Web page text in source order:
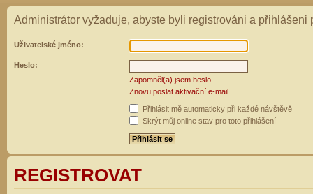
Administrátor vyžaduje, abyste byli registrováni a přihlášeni
Uživatelské jméno:
Heslo:
Zapomněl(a) jsem heslo
Znovu poslat aktivační e-mail
Přihlásit mě automaticky při každé návštěvě
Skrýt můj online stav pro toto přihlášení
REGISTROVAT